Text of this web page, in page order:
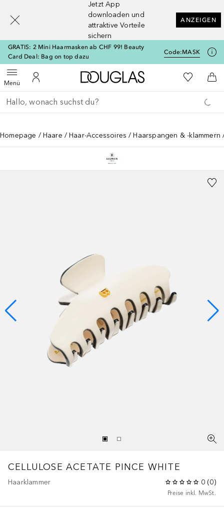
Jetzt App
downloaden und
attraktive Vorteile
sichern
ANZEIGEN
GRATIS: 2 Mini Haarmasken ab CHF 99! Beauty
Card Deal: Bag on top dazu
Code:MASK
MenüMenü öffnenZu Meinem Kundenkonto
Zur Douglas Startseite
Zu Meiner
Gehe zurück
Suche ausführen
Homepage Haare Haar-Accessoires Haarspangen & -klammern
CELLULOSE ACETATE PINCE WHITE
Haarklammer 0 (0)
Preise inkl. MwSt.
[navigation.slideout.screenreader]